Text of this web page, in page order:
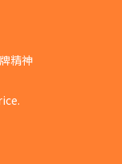
精神